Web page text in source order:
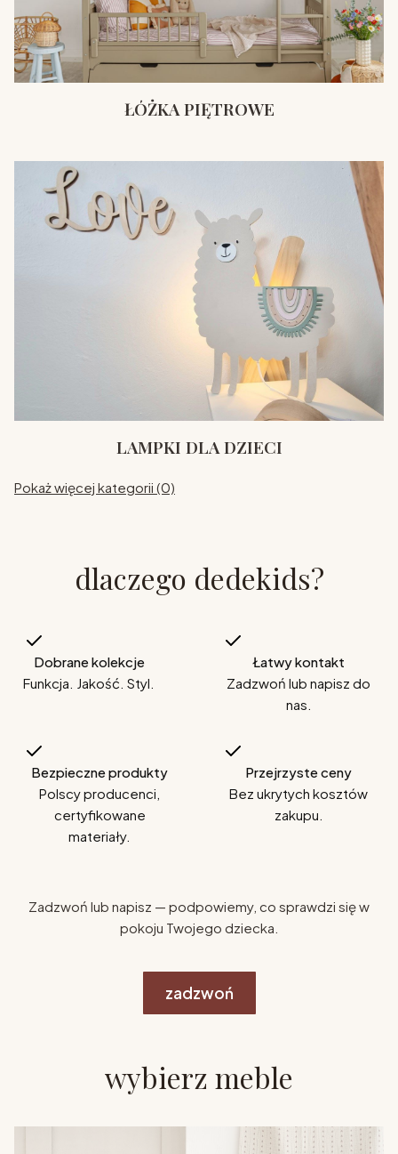
ŁÓŻKA PIĘTROWE
LAMPKI DLA DZIECI
Pokaż więcej kategorii (0)
dlaczego dedekids?
Dobrane kolekcje
Funkcja. Jakość. Styl.
Łatwy kontakt
Zadzwoń lub napisz do
nas.
Bezpieczne produkty
Polscy producenci,
certyfikowane
materiały.
Przejrzyste ceny
Bez ukrytych kosztów
zakupu.
Zadzwoń lub napisz — podpowiemy, co sprawdzi się w
pokoju Twojego dziecka.
zadzwoń
wybierz meble